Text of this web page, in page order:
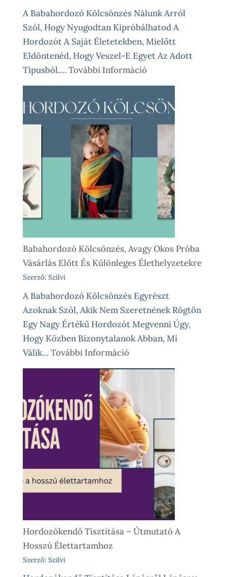
A Babahordozó Kölcsönzés Nálunk Arról
Szól, Hogy Nyugodtan Kipróbálhatod A
Hordozót A Saját Életetekben, Mielőtt
Eldöntenéd, Hogy Veszel-E Egyet Az Adott
Típusból.…További Információ:
Babahordozó
Kölcsönzés
Lépésről
Lépésre
Így
Működik
Nálunk
Babahordozó Kölcsönzés, Avagy Okos Próba
Vásárlás Előtt És Különleges Élethelyzetekre
Szerző: Szilvi
A Babahordozó Kölcsönzés Egyrészt
Azoknak Szól, Akik Nem Szeretnének Rögtön
Egy Nagy Értékű Hordozót Megvenni Úgy,
Hogy Közben Bizonytalanok Abban, Mi
Válik…További Információ:
Babahordozó
Avagy
Okos
Próba
Vásárlás
Előtt
És
Különleges
Élethelyzetekre
Hordozókendő Tisztítása – Útmutató A
Hosszú Élettartamhoz
Szerző: Szilvi